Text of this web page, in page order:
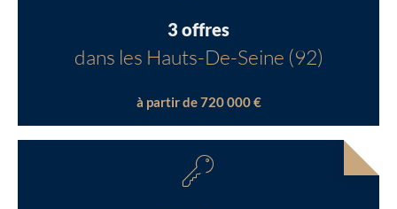
3 offres
dans les Hauts-De-Seine (92)
à partir de 720 000 €